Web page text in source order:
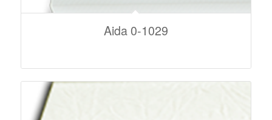
Aida 0-1029